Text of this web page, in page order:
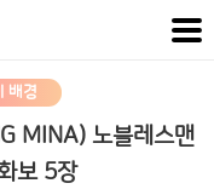
배경
MINA) 노블레스맨
보 5장